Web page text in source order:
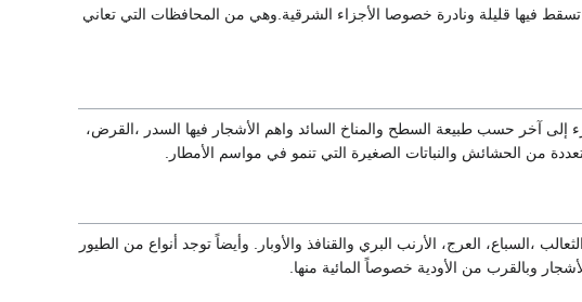
فيها قليلة ونادرة خصوصا الأجزاء الشرقية.وهي من المحافظات التي تعاني
آخر حسب طبيعة السطح والمناخ السائد واهم الأشجار فيها السدر ،القرض،
من الحشائش والنباتات الصغيرة التي تنمو في مواسم الأمطار.
،السباع، العرج، الأرنب البري والقنافذ والأوبار. وأيضاً توجد أنواع من الطيور
وبالقرب من الأودية خصوصاً المائية منها.